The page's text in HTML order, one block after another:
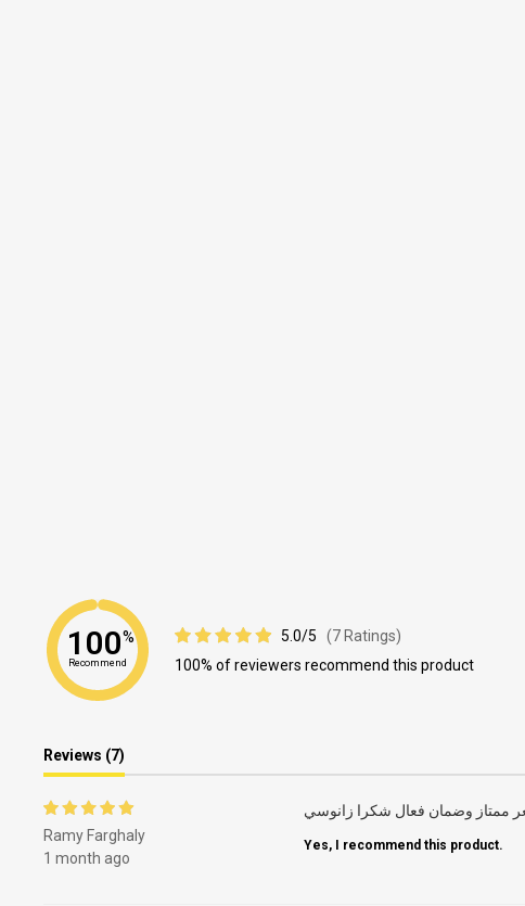
100%
Recommend
5.0/5
(7 Ratings)
100% of reviewers recommend this product
Reviews (7)
Ramy Farghaly
1 month ago
ممتاز وضمان فعال شكرا زانوسي
Yes, I recommend this product.